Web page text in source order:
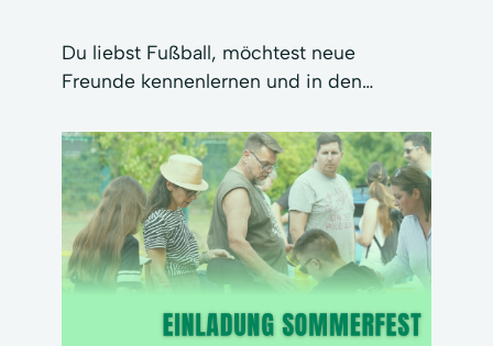
Du liebst Fußball, möchtest neue
Freunde kennenlernen und in den…